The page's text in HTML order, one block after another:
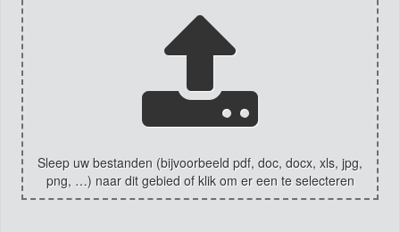
Sleep uw bestanden (bijvoorbeeld pdf, doc, docx, xls, jpg,
png, …) naar dit gebied of klik om er een te selecteren